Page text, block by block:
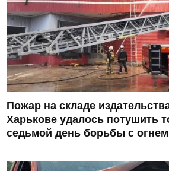
Пожар на складе
Харькове удалось потушить
седьмой день борьбы с огнем